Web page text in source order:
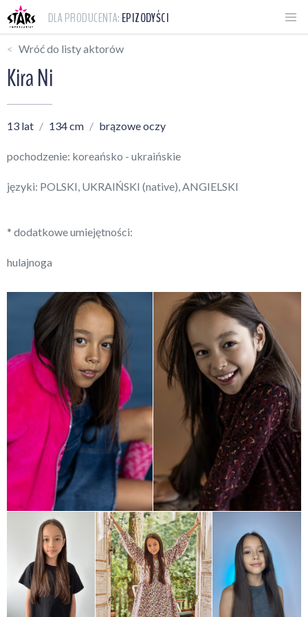
DLA PRODUCENTA: EPIZODYŚCI
Wróć do listy aktorów
Kira Ni
13 lat 134 cm brązowe oczy
pochodzenie: koreańsko - ukraińskie
języki: POLSKI, UKRAIŃSKI (native), ANGIELSKI
* dodatkowe umiejętności:
hulajnoga